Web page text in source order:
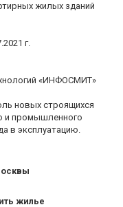
жилых зданий
г.
«ИНФОСМИТ»
новых строящихся
и промышленного
в эксплуатацию.
жилье